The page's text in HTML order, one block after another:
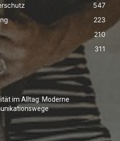
547
223
210
311
im Alltag: Moderne